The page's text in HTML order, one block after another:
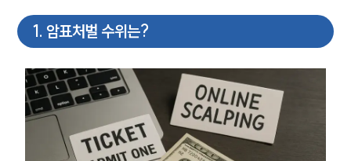
1. 암표처벌 수위는?